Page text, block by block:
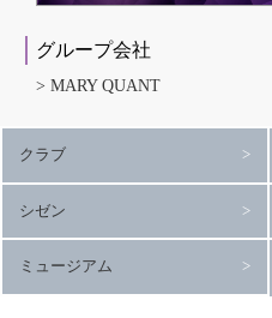
グループ会社
MARY QUANT
クラブ
シゼン
ミュージアム